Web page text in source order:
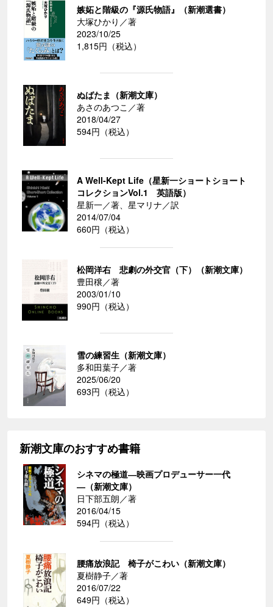
嫉妬と階級の『源氏物語』（新潮選書）
大塚ひかり／著
2023/10/25
1,815円（税込）
ぬばたま（新潮文庫）
あさのあつこ／著
2018/04/27
594円（税込）
A Well-Kept Life（星新一ショートショート
コレクションVol.1 英語版）
星新一／著、星マリナ／訳
2014/07/04
660円（税込）
松岡洋右 悲劇の外交官（下）（新潮文庫）
豊田穣／著
2003/01/10
990円（税込）
雪の練習生（新潮文庫）
多和田葉子／著
2025/06/20
693円（税込）
新潮文庫のおすすめ書籍
シネマの極道―映画プロデューサー一代
―（新潮文庫）
日下部五朗／著
2016/04/15
594円（税込）
腰痛放浪記 椅子がこわい（新潮文庫）
夏樹静子／著
2016/07/22
649円（税込）